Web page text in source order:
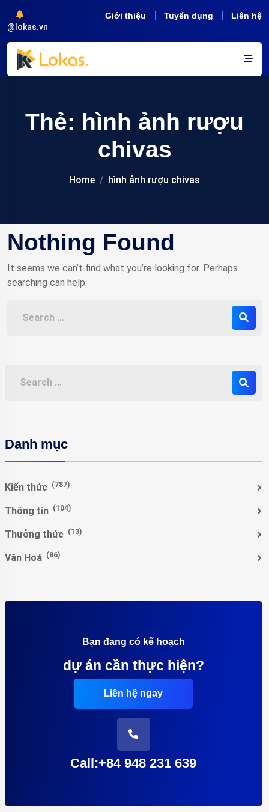
@lokas.vn
Giới thiệu Tuyển dụng Liên hệ
Thẻ: hình ảnh rượu
chivas
Home hình ảnh rượu chivas
Nothing Found
It seems we can’t find what you’re looking for. Perhaps
searching can help.
Danh mục
Kiến thức (787)
Thông tin (104)
Thưởng thức (13)
Văn Hoá (86)
Bạn đang có kế hoạch
dự án cần thực hiện?
Liên hệ ngay
Call:+84 948 231 639